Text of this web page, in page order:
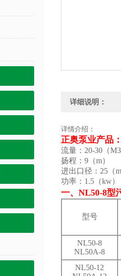
详细说明：
详情介绍：
正奥泵业产品
流量：20-30（
扬程：9（m）
进出口径：25（
功率：1.5（kw）
一、 NL50-8型
型号
NL50-8
NL50A-8
NL50-12